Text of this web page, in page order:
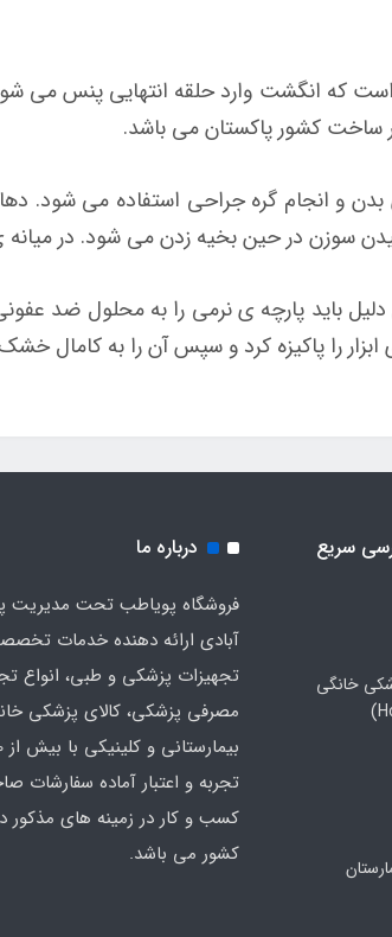
که انگشت وارد حلقه انتهایی پنس می
ساخت کشور پاکستان می باشد.
و انجام گره جراحی استفاده می شود.
سوزن در حین بخیه زدن می شود. در
باید پارچه ی نرمی را به محلول ضد
ابزار را پاکیزه کرد و سپس آن را به کامال
سریع
خانگی
درباره ما
فروشگاه پویاطب تحت مدیریت
آبادی ارائه دهنده خدمات
تجهیزات پزشکی و طبی، انواع
مصرفی پزشکی، کالای پزشکی
تجربه و اعتبار آماده سفارشات
کسب و کار در زمینه های مذکور
کشور می باشد.